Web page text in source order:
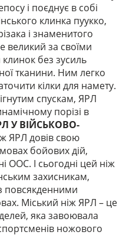
і поєднує в собі
клинка пуукко,
і знаменитого
великий за своїми
без зусиль
тканини. Ним легко
кілки для намету.
спускам, ЯРЛ
порізі в
У ВІЙСЬКОВО-
ЯРЛ довів свою
бойових дій,
ООС. І сьогодні цей ніж
захисникам,
повсякденними
Міський ніж ЯРЛ – це
яка завоювала
ножового